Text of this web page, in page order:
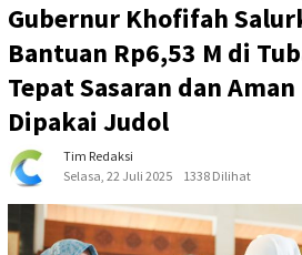
Gubernur Khofifah
Bantuan Rp6,53 M di
Tepat Sasaran dan
Dipakai Judol
Tim Redaksi
Selasa, 22 Juli 2025
1338 Dilihat